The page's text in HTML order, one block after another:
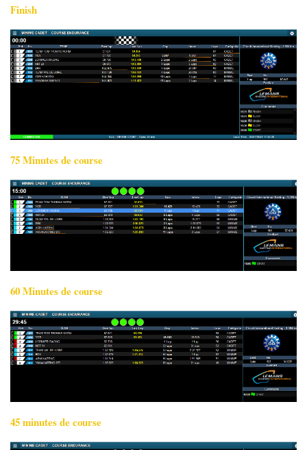
Finish
75 Minutes de course
60 Minutes de course
45 minutes de course